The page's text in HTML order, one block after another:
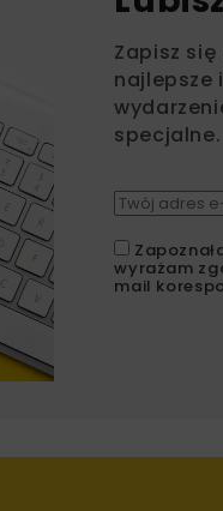
Zapisz
najlepsze
specjalne.
wyrażam
mail